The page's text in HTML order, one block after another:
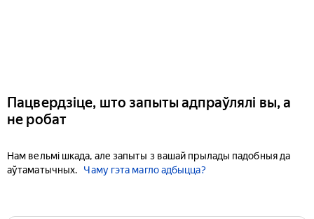
Пацвердзіце, што запыты адпраўлялі вы, а
не робат
Нам вельмі шкада, але запыты з вашай прылады падобныя да
аўтаматычных.
Чаму гэта магло адбыцца?